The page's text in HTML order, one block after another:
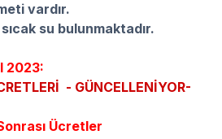
vardır.
su bulunmaktadır.
2023:
- GÜNCELLENİYOR-
Ücretler